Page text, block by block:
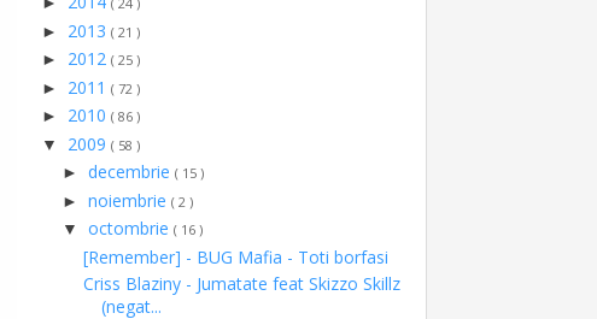
► 2013 ( 21 )
► 2012 ( 25 )
► 2011 ( 72 )
► 2010 ( 86 )
▼ 2009 ( 58 )
► decembrie ( 15 )
► noiembrie ( 2 )
▼ octombrie ( 16 )
[Remember] - BUG Mafia - Toti borfasi
Criss Blaziny - Jumatate feat Skizzo Skillz
(negat...